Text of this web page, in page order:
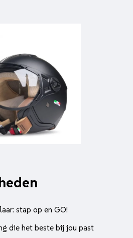
stap op en GO!
die het beste bij jou past